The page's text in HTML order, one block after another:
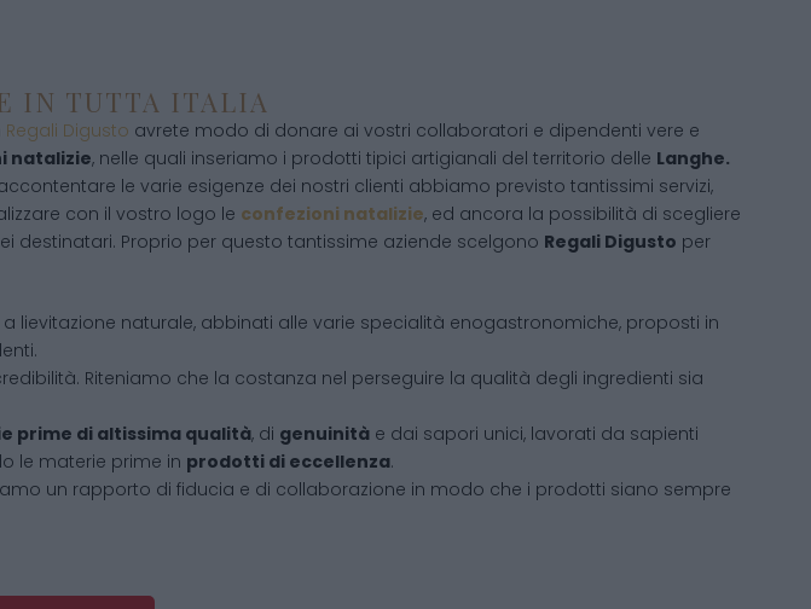
IN TUTTA ITALIA
Regali Digusto avrete modo di donare ai vostri collaboratori e dipendenti vere e
natalizie, nelle quali inseriamo i prodotti tipici artigianali del territorio delle Langhe.
le varie esigenze dei nostri clienti abbiamo previsto tantissimi servizi,
con il vostro logo le confezioni natalizie, ed ancora la possibilità di scegliere
Proprio per questo tantissime aziende scelgono Regali Digusto per
lievitazione naturale, abbinati alle varie specialità enogastronomiche, proposti in
Riteniamo che la costanza nel perseguire la qualità degli ingredienti sia
prime di altissima qualità, di genuinità e dai sapori unici, lavorati da sapienti
le materie prime in prodotti di eccellenza.
un rapporto di fiducia e di collaborazione in modo che i prodotti siano sempre